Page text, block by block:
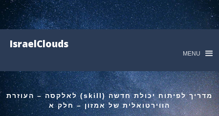
IsraelClouds
MENU
מדריך לפיתוח יכולת חדשה (skill) לאלקסה – העוזרת
הווירטואלית של אמזון – חלק א